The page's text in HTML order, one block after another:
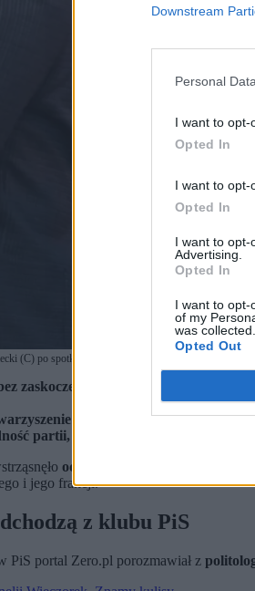
Downstream
Personal
I want to opt-
Opted In
I want to opt-
Opted In
I want to opt-
Advertising.
Opted In
I want to opt-
of my
was collected.
Opted Out
(C) po spotkaniu z mieszkańcami w ramach cyklu
zaskoczenia – był dla PiS
jako kartę przetargową,
partii, ale musiał ustąpić – coś, co
odejście Janusza Kowalskiego
i jego frakcji.
z klubu PiS
PiS portal Zero.pl porozmawiał z